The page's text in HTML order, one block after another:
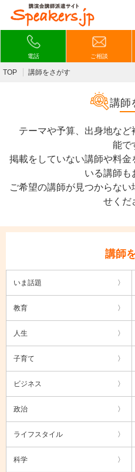
電話 ご相談
TOP 講師をさがす
講師
テーマや予算、出身地など
能で
掲載をしていない講師や料
いる講師も
ご希望の講師が見つからな
せくだ
講師
いま話題
教育
人生
子育て
ビジネス
政治
ライフスタイル
科学